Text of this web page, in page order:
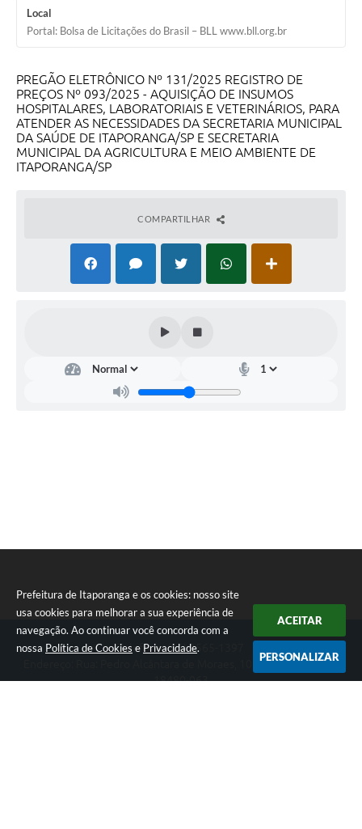
Prefeitura de Itaporanga e os cookies: nosso site
usa cookies para melhorar a sua experiência de
navegação. Ao continuar você concorda com a
nossa Política de Cookies e Privacidade.
ACEITAR
PERSONALIZAR
Banco do Povo Paulista
Folha de Pagamento
Serviços ao Cidadão
Nota Fiscal Eletrônica
Compras Web
STS - 3º Setor
Local
Portal: Bolsa de Licitações do Brasil – BLL www.bll.org.br
PREGÃO ELETRÔNICO Nº 131/2025 REGISTRO DE
PREÇOS Nº 093/2025 - AQUISIÇÃO DE INSUMOS
HOSPITALARES, LABORATORIAIS E VETERINÁRIOS, PARA
ATENDER AS NECESSIDADES DA SECRETARIA MUNICIPAL
DA SAÚDE DE ITAPORANGA/SP E SECRETARIA
MUNICIPAL DA AGRICULTURA E MEIO AMBIENTE DE
ITAPORANGA/SP
COMPARTILHAR
Telefone: (15) 3565-1397
Endereço: Rua: Pedro Alcântara de Moraes, 1060 - Centro | CEP:
18480-063